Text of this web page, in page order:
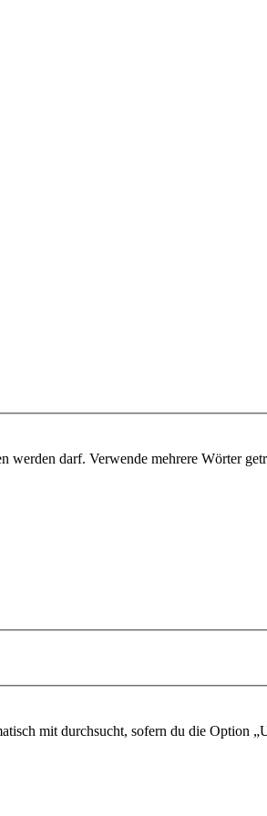
werden darf. Verwende mehrere Wörter
mit durchsucht, sofern du die Option